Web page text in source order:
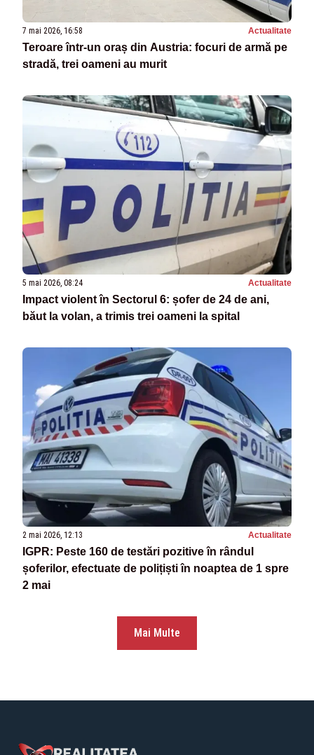
7 mai 2026, 16:58 Actualitate
Teroare într-un oraș din Austria: focuri de armă pe
stradă, trei oameni au murit
5 mai 2026, 08:24 Actualitate
Impact violent în Sectorul 6: șofer de 24 de ani,
băut la volan, a trimis trei oameni la spital
2 mai 2026, 12:13 Actualitate
IGPR: Peste 160 de testări pozitive în rândul
șoferilor, efectuate de polițiști în noaptea de 1 spre
2 mai
Mai Multe